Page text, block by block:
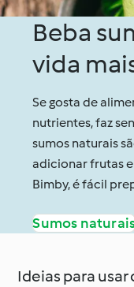
Beba
vida
Se gosta de
nutrientes, faz
sumos naturais
adicionar frutas e
Bimby, é fácil
Sumos
Ideias para usar